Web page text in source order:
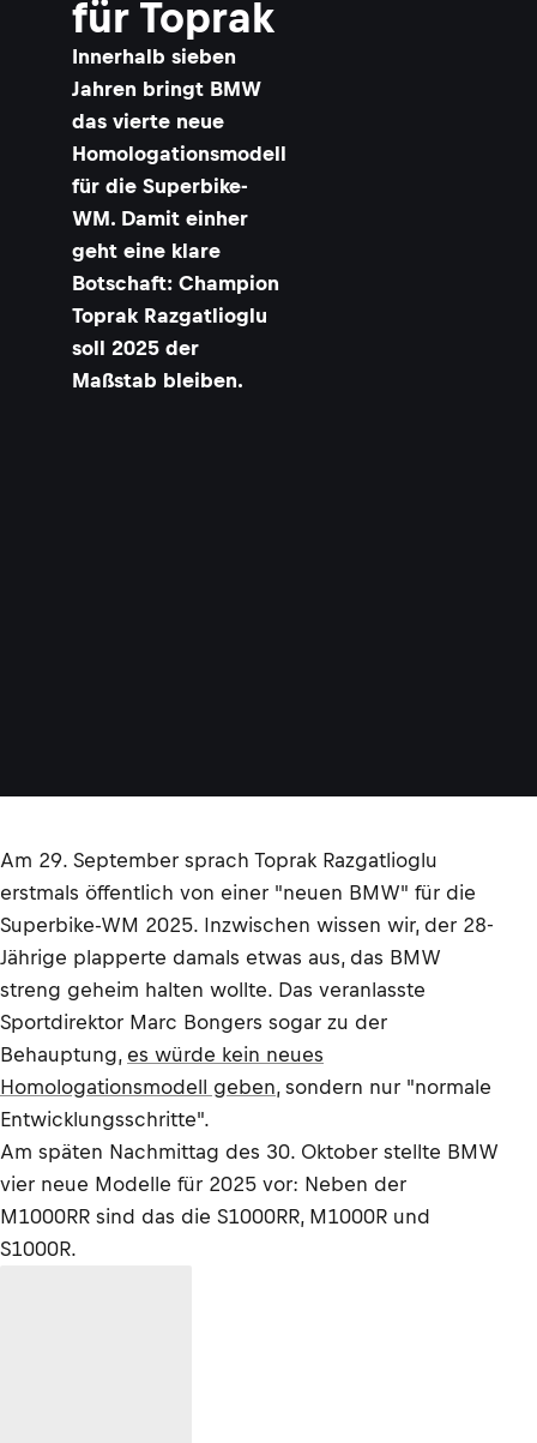
für Toprak
Innerhalb sieben
Jahren bringt BMW
das vierte neue
Homologationsmodell
für die Superbike-
WM. Damit einher
geht eine klare
Botschaft: Champion
Toprak Razgatlioglu
soll 2025 der
Maßstab bleiben.
Am 29. September sprach Toprak Razgatlioglu
erstmals öffentlich von einer "neuen BMW" für die
Superbike-WM 2025. Inzwischen wissen wir, der 28-
Jährige plapperte damals etwas aus, das BMW
streng geheim halten wollte. Das veranlasste
Sportdirektor Marc Bongers sogar zu der
Behauptung, es würde kein neues
Homologationsmodell geben, sondern nur "normale
Entwicklungsschritte".
Am späten Nachmittag des 30. Oktober stellte BMW
vier neue Modelle für 2025 vor: Neben der
M1000RR sind das die S1000RR, M1000R und
S1000R.